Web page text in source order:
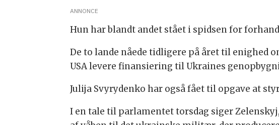
ANNONCE
Hun har blandt andet stået i spidsen for
De to lande nåede tidligere på året til enighed
USA levere finansiering til Ukraines
Julija Svyrydenko har også fået til opgave at
I en tale til parlamentet torsdag siger